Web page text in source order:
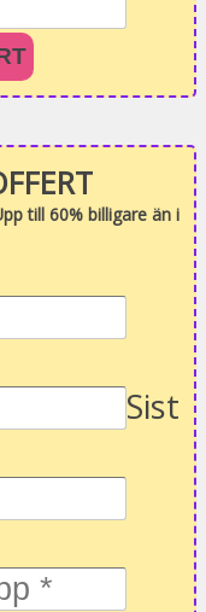
till 60% billigare än i
Sist